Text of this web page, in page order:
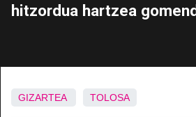
hitzordua hartzea
GIZARTEA TOLOSA